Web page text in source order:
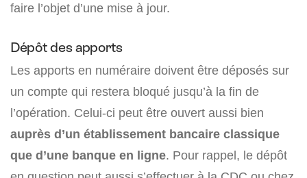
faire l’objet d’une mise à jour.
Dépôt des apports
Les apports en numéraire doivent être déposés sur
un compte qui restera bloqué jusqu’à la fin de
l’opération. Celui-ci peut être ouvert aussi bien
auprès d’un établissement bancaire classique
que d’une banque en ligne. Pour rappel, le dépôt